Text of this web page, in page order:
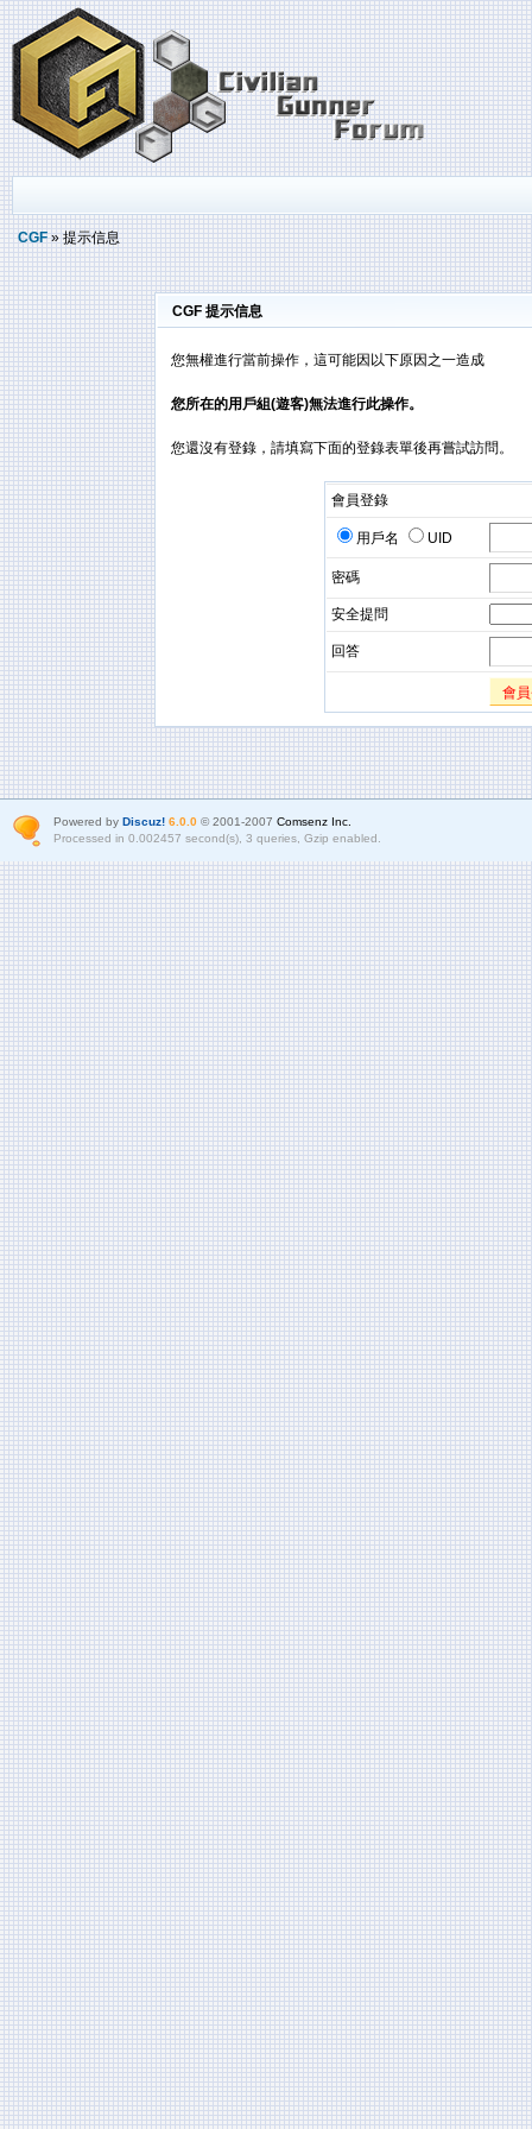
CGF» 提示信息
CGF 提示信息
您無權進行當前操作，這可能因以下原因之一造成
您所在的用戶組(遊客)無法進行此操作。
您還沒有登錄，請填寫下面的登錄表單後再嘗試訪問。
會員登錄
用戶名 UID
密碼
安全提問
回答
會
Powered by Discuz! 6.0.0© 2001-2007 Comsenz Inc.
Processed in 0.002457 second(s), 3 queries, Gzip enabled.